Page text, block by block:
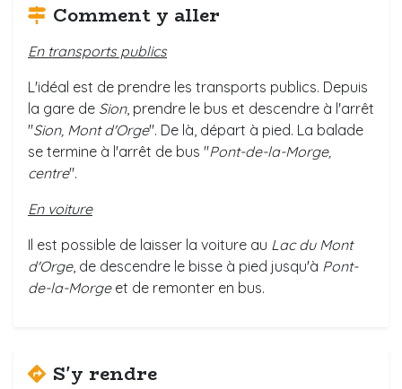
Comment y aller
En transports publics
L'idéal est de prendre les transports publics. Depuis
la gare de Sion, prendre le bus et descendre à l'arrêt
"Sion, Mont d'Orge". De là, départ à pied. La balade
se termine à l'arrêt de bus "Pont-de-la-Morge,
centre".
En voiture
Il est possible de laisser la voiture au Lac du Mont
d'Orge, de descendre le bisse à pied jusqu'à Pont-
de-la-Morgeet de remonter en bus.
S'y rendre